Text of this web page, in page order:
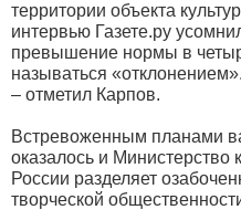
территории объекта
интервью Газете.ру
превышение нормы в
называться
– отметил Карпов.
Встревоженным планами
оказалось и Министерство
России разделяет
творческой